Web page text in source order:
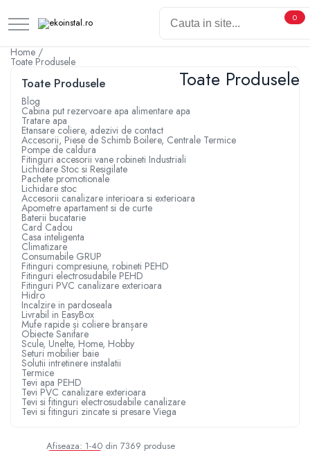
0
Home /
Toate Produsele
Toate Produsele
Toate Produsele
Blog
Cabina put rezervoare apa alimentare apa
Tratare apa
Etansare coliere, adezivi de contact
Accesorii, Piese de Schimb Boilere, Centrale Termice
Pompe de caldura
Fitinguri accesorii vane robineti Industriali
Lichidare Stoc si Resigilate
Pachete promotionale
Lichidare stoc
Accesorii canalizare interioara si exterioara
Apometre apartament si de curte
Baterii bucatarie
Card Cadou
Casa inteligenta
Climatizare
Consumabile GRUP
Fitinguri compresiune, robineti PEHD
Fitinguri electrosudabile PEHD
Fitinguri PVC canalizare exterioara
Hidro
Incalzire in pardoseala
Livrabil in EasyBox
Mufe rapide și coliere branșare
Obiecte Sanitare
Scule, Unelte, Home, Hobby
Seturi mobilier baie
Solutii intretinere instalatii
Termice
Tevi apa PEHD
Tevi PVC canalizare exterioara
Tevi si fitinguri electrosudabile canalizare
Tevi si fitinguri zincate si presare Viega
Afiseaza: 1-40 din 7369 produse